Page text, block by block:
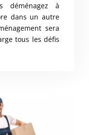
déménagez à
dans un autre
sera
tous les défis